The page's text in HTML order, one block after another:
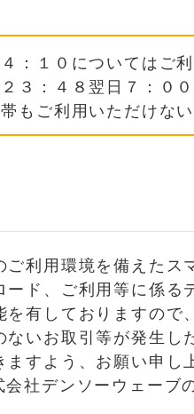
：１０についてはご利
３：４８翌日７：０
もご利用いただけない
ご利用環境を備えたス
ード、ご利用等に係
を有しておりますの
ないお取引等が発生
すよう、お願い申し
会社デンソーウェーブ